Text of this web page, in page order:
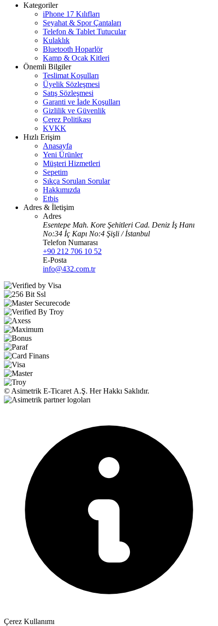
Kategoriler
iPhone 17 Kılıfları
Seyahat & Spor Çantaları
Telefon & Tablet Tutucular
Kulaklık
Bluetooth Hoparlör
Kamp & Ocak Kitleri
Önemli Bilgiler
Teslimat Koşulları
Üyelik Sözleşmesi
Satış Sözleşmesi
Garanti ve İade Koşulları
Gizlilik ve Güvenlik
Çerez Politikası
KVKK
Hızlı Erişim
Anasayfa
Yeni Ürünler
Müşteri Hizmetleri
Sepetim
Sıkça Sorulan Sorular
Hakkımızda
Etbis
Adres & İletişim
Adres
Esentepe Mah. Kore Şehitleri Cad. Deniz İş Hanı
No:34 İç Kapı No:4 Şişli / İstanbul
Telefon Numarası
+90 212 706 10 52
E-Posta
info@432.com.tr
© Asimetrik E‑Ticaret A.Ş. Her Hakkı Saklıdır.
Çerez Kullanımı